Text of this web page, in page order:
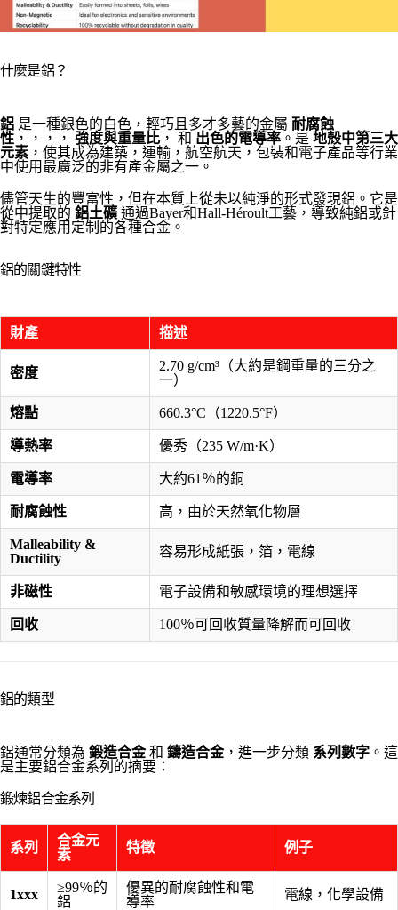
什麼是鋁？
鋁 是一種銀色的白色，輕巧且多才多藝的金屬 耐腐蝕
性 ，，，， 強度與重量比 ， 和 出色的電導率 。是 地殼中第三大
元素 ，使其成為建築，運輸，航空航天，包裝和電子產品等行業
中使用最廣泛的非有產金屬之一。
儘管天生的豐富性，但在本質上從未以純淨的形式發現鋁。它是
從中提取的 鋁土礦 通過Bayer和Hall-Héroult工藝，導致純鋁或針
對特定應用定制的各種合金。
鋁的關鍵特性
財產 描述
密度
2.70 g/cm³（大約是鋼重量的三分之
一）
熔點 660.3°C（1220.5°F）
導熱率 優秀（235 W/m·K）
電導率 大約61％的銅
耐腐蝕性 高，由於天然氧化物層
Malleability &
Ductility
容易形成紙張，箔，電線
非磁性 電子設備和敏感環境的理想選擇
回收 100％可回收質量降解而可回收
鋁的類型
鋁通常分類為 鍛造合金和 鑄造合金，進一步分類 系列數字 。這
是主要鋁合金系列的摘要：
鍛煉鋁合金系列
系列
合金元
素
特徵 例子
1xxx
≥99％的
鋁
優異的耐腐蝕性和電
導率
電線，化學設備